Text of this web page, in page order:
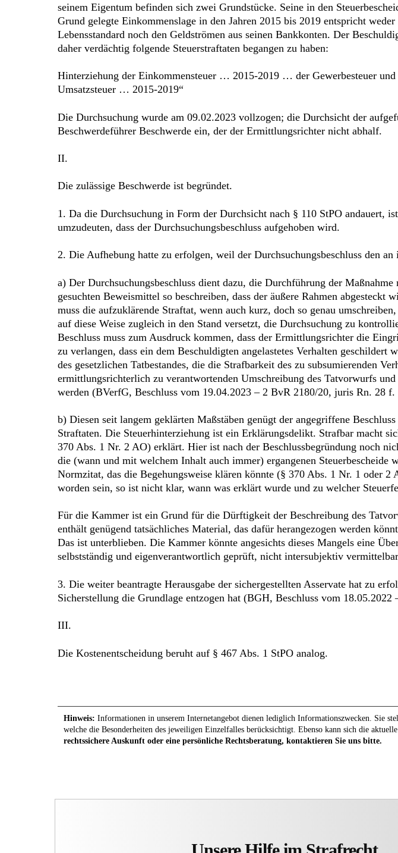
seinem Eigentum befinden sich zwei Grundstücke. Seine in den
Grund gelegte Einkommenslage in den Jahren 2015 bis 2019 entspricht weder
Lebensstandard noch den Geldströmen aus seinen Bankkonten. Der
daher verdächtig folgende Steuerstraftaten begangen zu haben:
Hinterziehung der Einkommensteuer … 2015-2019 … der Gewerbesteuer und
Umsatzsteuer … 2015-2019“
Die Durchsuchung wurde am 09.02.2023 vollzogen; die Durchsicht der
Beschwerdeführer Beschwerde ein, der der Ermittlungsrichter nicht abhalf.
II.
Die zulässige Beschwerde ist begründet.
1. Da die Durchsuchung in Form der Durchsicht nach § 110 StPO andauert,
umzudeuten, dass der Durchsuchungsbeschluss aufgehoben wird.
2. Die Aufhebung hatte zu erfolgen, weil der Durchsuchungsbeschluss den
a) Der Durchsuchungsbeschluss dient dazu, die Durchführung der
gesuchten Beweismittel so beschreiben, dass der äußere Rahmen
muss die aufzuklärende Straftat, wenn auch kurz, doch so genau
auf diese Weise zugleich in den Stand versetzt, die Durchsuchung zu
Beschluss muss zum Ausdruck kommen, dass der Ermittlungsrichter die
zu verlangen, dass ein dem Beschuldigten angelastetes Verhalten
des gesetzlichen Tatbestandes, die die Strafbarkeit des zu subsumierenden
ermittlungsrichterlich zu verantwortenden Umschreibung des Tatvorwurfs
werden (BVerfG, Beschluss vom 19.04.2023 – 2 BvR 2180/20, juris Rn. 28
b) Diesen seit langem geklärten Maßstäben genügt der angegriffene
Straftaten. Die Steuerhinterziehung ist ein Erklärungsdelikt. Strafbar macht
370 Abs. 1 Nr. 2 AO) erklärt. Hier ist nach der Beschlussbegründung noch
die (wann und mit welchem Inhalt auch immer) ergangenen
Normzitat, das die Begehungsweise klären könnte (§ 370 Abs. 1 Nr. 1 oder
worden sein, so ist nicht klar, wann was erklärt wurde und zu welcher
Für die Kammer ist ein Grund für die Dürftigkeit der Beschreibung des
enthält genügend tatsächliches Material, das dafür herangezogen werden
Das ist unterblieben. Die Kammer könnte angesichts dieses Mangels eine
selbstständig und eigenverantwortlich geprüft, nicht intersubjektiv
3. Die weiter beantragte Herausgabe der sichergestellten Asservate hat zu
Sicherstellung die Grundlage entzogen hat (BGH, Beschluss vom
III.
Die Kostenentscheidung beruht auf § 467 Abs. 1 StPO analog.
Hinweis: Informationen in unserem Internetangebot dienen lediglich Informationszwecken. Sie
welche die Besonderheiten des jeweiligen Einzelfalles berücksichtigt. Ebenso kann sich die
rechtssichere Auskunft oder eine persönliche Rechtsberatung, kontaktieren Sie uns bitte.